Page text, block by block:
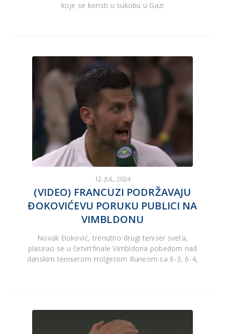
koje se koristi u sukobu u Gazi
12. JUL, 2024
(VIDEO) FRANCUZI PODRŽAVAJU
ĐOKOVIĆEVU PORUKU PUBLICI NA
VIMBLDONU
Novak Đoković, trenutno drugi teniser sveta,
plasirao se u četvrtfinale Vimbldona pobedom nad
danskim teniserom Holgerom Runeom sa 6-3, 6-4,